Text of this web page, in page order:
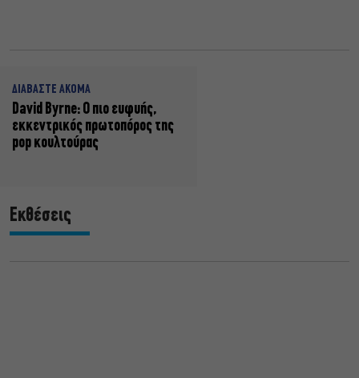
ΔΙΑΒΑΣΤΕ ΑΚΟΜΑ
David Byrne: Ο πιο ευφυής,
εκκεντρικός πρωτοπόρος της
pop κουλτούρας
Εκθέσεις